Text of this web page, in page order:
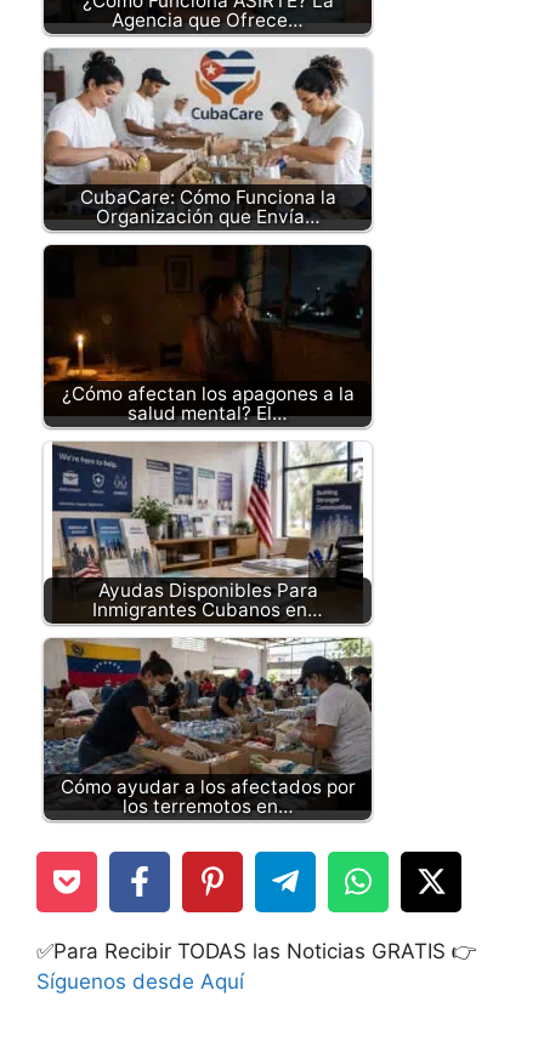
Agencia que Ofrece…
CubaCare: Cómo Funciona la
Organización que Envía…
¿Cómo afectan los apagones a la
salud mental? El…
Ayudas Disponibles Para
Inmigrantes Cubanos en…
Cómo ayudar a los afectados por
los terremotos en…
✅Para Recibir TODAS las Noticias GRATIS 👉
Síguenos desde Aquí